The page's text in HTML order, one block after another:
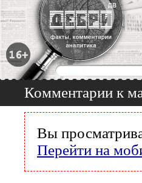
Комментарии к
Вы
Перейти на